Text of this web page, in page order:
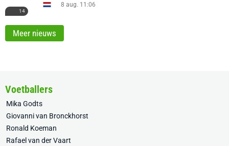
14
8 aug. 11:06
Meer nieuws
Voetballers
Mika Godts
Giovanni van Bronckhorst
Ronald Koeman
Rafael van der Vaart